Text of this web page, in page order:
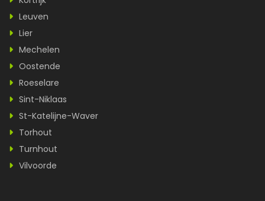
Leuven
Lier
Mechelen
Oostende
Roeselare
Sint-Niklaas
St-Katelijne-Waver
Torhout
Turnhout
Vilvoorde